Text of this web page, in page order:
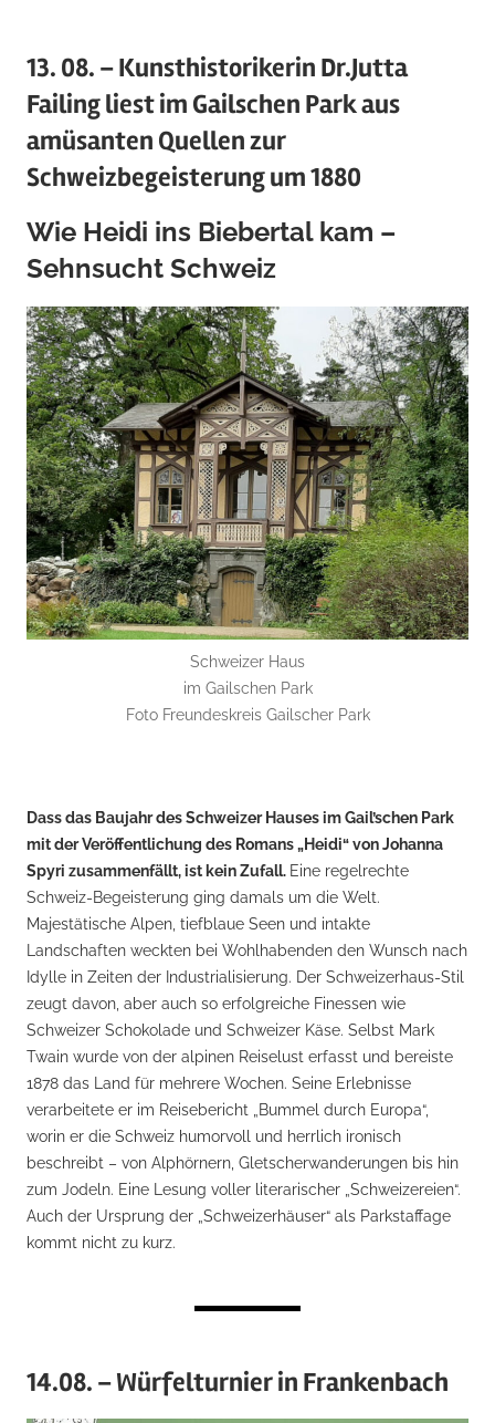
13. 08. – Kunsthistorikerin Dr.Jutta
Failing liest im Gailschen Park aus
amüsanten Quellen zur
Schweizbegeisterung um 1880
Wie Heidi ins Biebertal kam –
Sehnsucht Schweiz
Schweizer Haus
im Gailschen Park
Foto Freundeskreis Gailscher Park
Dass das Baujahr des Schweizer Hauses im Gail’schen Park
mit der Veröffentlichung des Romans „Heidi“ von Johanna
Spyri zusammenfällt, ist kein Zufall. Eine regelrechte
Schweiz-Begeisterung ging damals um die Welt.
Majestätische Alpen, tiefblaue Seen und intakte
Landschaften weckten bei Wohlhabenden den Wunsch nach
Idylle in Zeiten der Industrialisierung. Der Schweizerhaus-Stil
zeugt davon, aber auch so erfolgreiche Finessen wie
Schweizer Schokolade und Schweizer Käse. Selbst Mark
Twain wurde von der alpinen Reiselust erfasst und bereiste
1878 das Land für mehrere Wochen. Seine Erlebnisse
verarbeitete er im Reisebericht „Bummel durch Europa“,
worin er die Schweiz humorvoll und herrlich ironisch
beschreibt – von Alphörnern, Gletscherwanderungen bis hin
zum Jodeln. Eine Lesung voller literarischer „Schweizereien“.
Auch der Ursprung der „Schweizerhäuser“ als Parkstaffage
kommt nicht zu kurz.
14.08. – Würfelturnier in Frankenbach